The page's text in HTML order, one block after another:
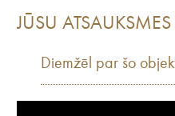
JŪSU ATSAUKSMES
Diemžēl par šo